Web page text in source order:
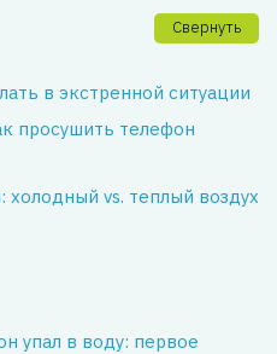
Свернуть
в экстренной ситуации
просушить телефон
холодный vs. теплый воздух
упал в воду: первое